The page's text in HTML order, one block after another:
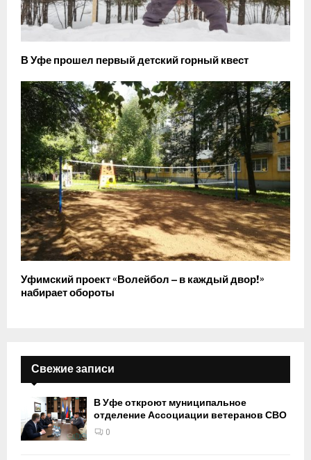
В Уфе прошел первый детский горный квест
Уфимский проект «Волейбол – в каждый двор!»
набирает обороты
Свежие записи
В Уфе откроют муниципальное
отделение Ассоциации ветеранов СВО
0